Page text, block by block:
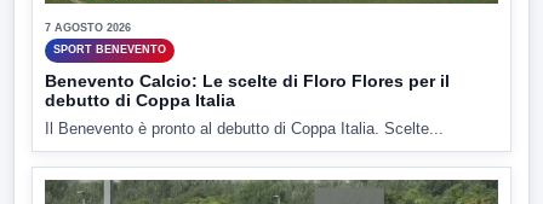
7 AGOSTO 2026
SPORT BENEVENTO
Benevento Calcio: Le scelte di Floro Flores per il
debutto di Coppa Italia
Il Benevento è pronto al debutto di Coppa Italia. Scelte...